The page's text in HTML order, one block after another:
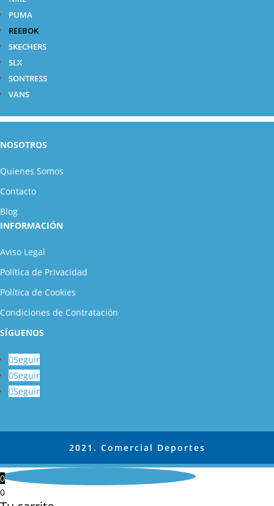
PUMA
REEBOK
SKECHERS
SLX
SONTRESS
VANS
NOSOTROS
Quienes Somos
Contacto
Blog
INFORMACIÓN
Aviso Legal
Política de Privacidad
Política de Cookies
Condiciones de Contratación
SÍGUENOS
Seguir
Seguir
Seguir
2021. Comercial Deportes
0
0